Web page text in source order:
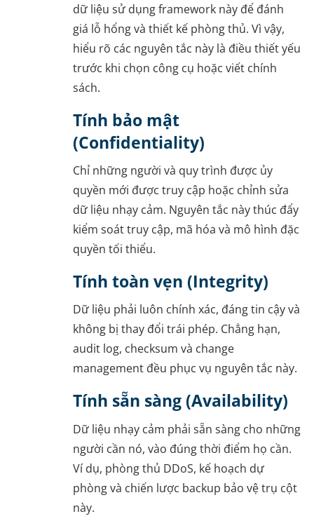
dữ liệu sử dụng framework này để đánh
giá lỗ hổng và thiết kế phòng thủ. Vì vậy,
hiểu rõ các nguyên tắc này là điều thiết yếu
trước khi chọn công cụ hoặc viết chính
sách.
Tính bảo mật
(Confidentiality)
Chỉ những người và quy trình được ủy
quyền mới được truy cập hoặc chỉnh sửa
dữ liệu nhạy cảm. Nguyên tắc này thúc đẩy
kiểm soát truy cập, mã hóa và mô hình đặc
quyền tối thiểu.
Tính toàn vẹn (Integrity)
Dữ liệu phải luôn chính xác, đáng tin cậy và
không bị thay đổi trái phép. Chẳng hạn,
audit log, checksum và change
management đều phục vụ nguyên tắc này.
Tính sẵn sàng (Availability)
Dữ liệu nhạy cảm phải sẵn sàng cho những
người cần nó, vào đúng thời điểm họ cần.
Ví dụ, phòng thủ DDoS, kế hoạch dự
phòng và chiến lược backup bảo vệ trụ cột
này.